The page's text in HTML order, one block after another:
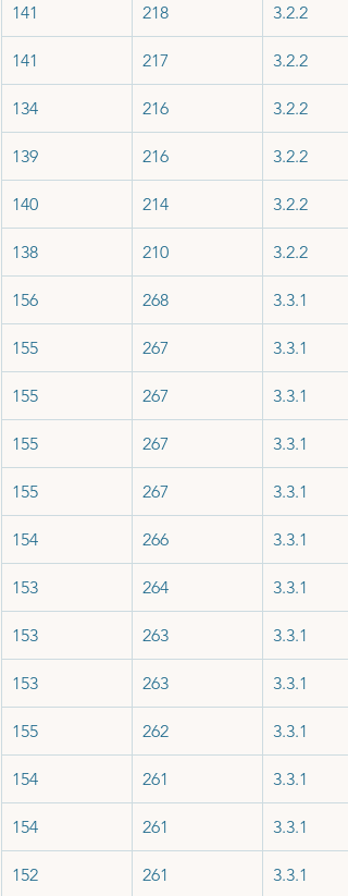
141 218 3.2.2
141 217 3.2.2
134 216 3.2.2
139 216 3.2.2
140 214 3.2.2
138 210 3.2.2
156 268 3.3.1
155 267 3.3.1
155 267 3.3.1
155 267 3.3.1
155 267 3.3.1
154 266 3.3.1
153 264 3.3.1
153 263 3.3.1
153 263 3.3.1
155 262 3.3.1
154 261 3.3.1
154 261 3.3.1
152 261 3.3.1